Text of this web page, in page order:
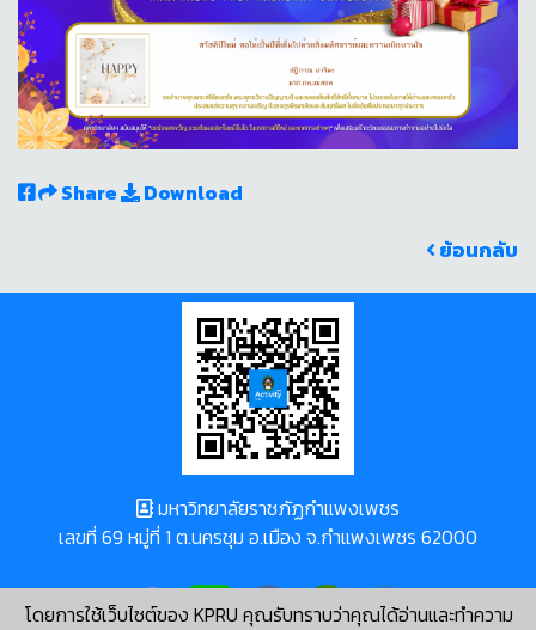
Share
Download
ย้อนกลับ
โดยการใช้เว็บไซต์ของ KPRU คุณรับทราบว่าคุณได้อ่านและทำความ
มหาวิทยาลัยราชภัฏกำแพงเพชร
เลขที่ 69 หมู่ที่ 1 ต.นครชุม อ.เมือง จ.กำแพงเพชร 62000